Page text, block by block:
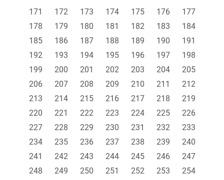
171
172 173 174 175 176
177
178
179 180 181 182 183
184
185
186 187 188 189 190
191
192
193 194 195 196 197
198
199
200 201 202 203 204
205
206
207 208 209 210 211
212
213
214 215 216 217 218
219
220
221 222 223 224 225
226
227
228 229 230 231 232
233
234
235 236 237 238 239
240
241
242 243 244 245 246
247
248
249 250 251 252 253
254